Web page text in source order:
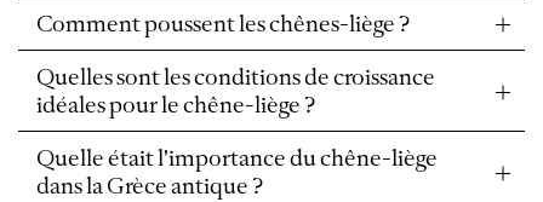
Comment poussent les chênes-liège ?
Quelles sont les conditions de croissance
idéales pour le chêne-liège ?
Quelle était l'importance du chêne-liège
dans la Grèce antique ?